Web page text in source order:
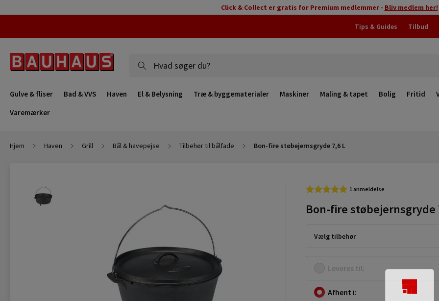
Click & Collect er gratis for Premium medlemmer - Bliv medlem her!
Tips & Guides Tilbud
Gulve & fliser Bad & VVS Haven El & Belysning Træ & byggematerialer Maskiner Maling & tapet Bolig Fritid
Varemærker
Hjem Haven Grill Bål & havepejse Tilbehør til bålfade Bon-fire støbejernsgryde 7,6 L
1 anmeldelse
Bon-fire støbejernsgryde
Vælg tilbehør
Leveres til:
Afhent i: